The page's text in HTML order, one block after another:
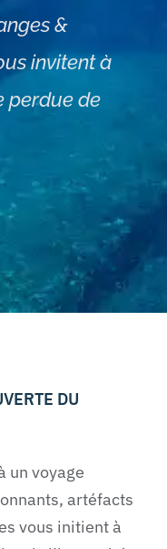
&
invitent à
perdue de
DU
un voyage
artéfacts
vous initient à